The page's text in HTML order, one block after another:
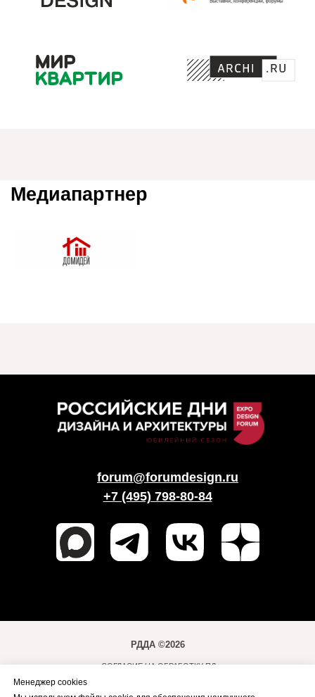
forum@forumdesign.ru
+7 (495) 798-80-84
СОГЛАСИЕ НА ОБРАБОТКУ ПД
РДДА ©2026
Менеджер cookies